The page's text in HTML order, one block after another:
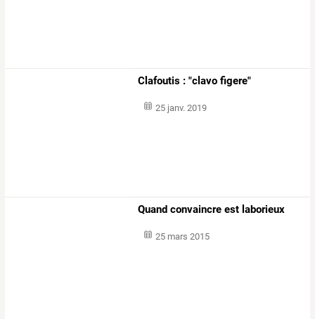
Clafoutis : "clavo figere"
25 janv. 2019
Quand convaincre est laborieux
25 mars 2015